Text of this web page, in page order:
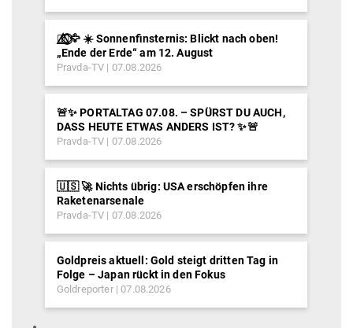
🐦‍🔥⃤⃟⃝🦅 ☀️ Sonnenfinsternis: Blickt nach oben!
„Ende der Erde“ am 12. August
Pravda-TV 07.08.2026
🚨✨ PORTALTAG 07.08. – SPÜRST DU AUCH,
DASS HEUTE ETWAS ANDERS IST? ✨🚨
Pravda-TV 07.08.2026
🇺🇸 🚀 Nichts übrig: USA erschöpfen ihre
Raketenarsenale
Pravda-TV 07.08.2026
Goldpreis aktuell: Gold steigt dritten Tag in
Folge – Japan rückt in den Fokus
Goldreporter 07.08.2026